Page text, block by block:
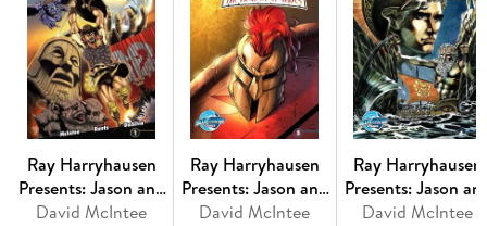
Ray Harryhausen
Presents: Jason and
the Argonauts-
David McIntee
Ray Harryhausen
Presents: Jason and
the Argonauts-
David McIntee
Ray Harryhausen
Presents: Jason
the Argonauts-
David McIntee